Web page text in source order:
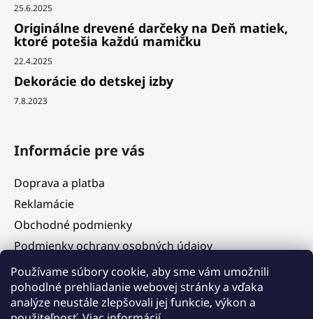
Používame súbory cookie, aby sme vám umožnili
pohodlné prehliadanie webovej stránky a vďaka
analýze neustále zlepšovali jej funkcie, výkon a
25.6.2025
Originálne drevené darčeky na Deň matiek,
ktoré potešia každú mamičku
22.4.2025
Dekorácie do detskej izby
7.8.2023
Informácie pre vás
Doprava a platba
Reklamácie
Obchodné podmienky
Podmienky ochrany osobných údajov
Služby
Hodnotenie obchodu
Blog